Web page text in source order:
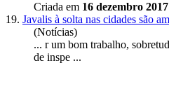
Criada em 16 dezembro 2017
19. Javalis à solta nas cidades são
(Notícias)
... r um bom trabalho,
de inspe ...